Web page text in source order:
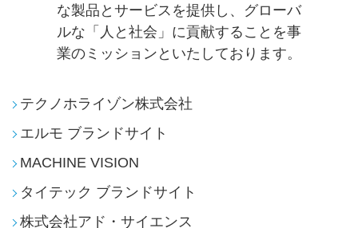
な製品とサービスを提供し、
グローバ
ルな「人と社会」に貢献することを事
業のミッションといたしております。
テクノホライゾン株式会社
エルモ ブランドサイト
MACHINE VISION
タイテック ブランドサイト
株式会社アド・サイエンス